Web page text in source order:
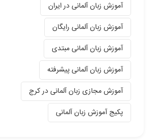
آموزش زبان آلمانی در ایران
آموزش زبان آلمانی رایگان
آموزش زبان آلمانی مبتدی
آموزش زبان آلمانی پیشرفته
آموزش مجازی زبان آلمانی در کرج
پکیج آموزش زبان آلمانی